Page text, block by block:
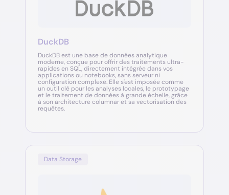
DuckDB
DuckDB est une base de données analytique
moderne, conçue pour offrir des traitements ultra-
rapides en SQL, directement intégrée dans vos
applications ou notebooks, sans serveur ni
configuration complexe. Elle s'est imposée comme
un outil clé pour les analyses locales, le prototypage
et le traitement de données à grande échelle, grâce
à son architecture columnar et sa vectorisation des
requêtes.
Data Storage